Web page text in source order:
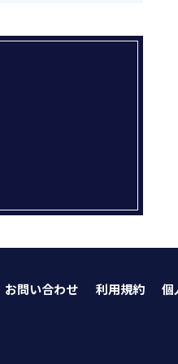
お問い合わせ 利用規約 個